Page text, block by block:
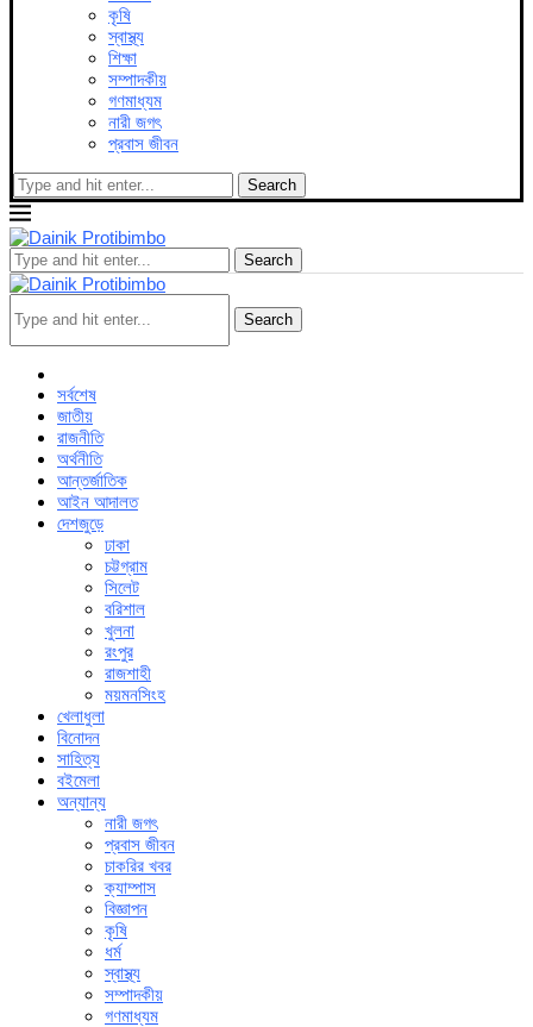
কৃষি
স্বাস্থ্য
শিক্ষা
সম্পাদকীয়
গণমাধ্যম
নারী জগৎ
প্রবাস জীবন
Search
Search
Search
সর্বশেষ
জাতীয়
রাজনীতি
অর্থনীতি
আন্তর্জাতিক
আইন আদালত
দেশজুড়ে
ঢাকা
চট্টগ্রাম
সিলেট
বরিশাল
খুলনা
রংপুর
রাজশাহী
ময়মনসিংহ
খেলাধুলা
বিনোদন
সাহিত্য
বইমেলা
অন্যান্য
নারী জগৎ
প্রবাস জীবন
চাকরির খবর
ক্যাম্পাস
বিজ্ঞাপন
কৃষি
ধর্ম
স্বাস্থ্য
সম্পাদকীয়
গণমাধ্যম